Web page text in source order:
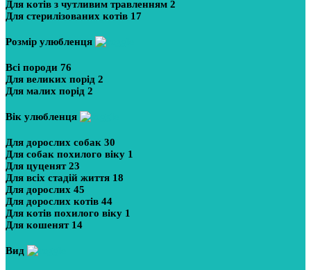
Для котів з чутливим травленням 2
Для стерилізованих котів 17
Розмір улюбленця
Всі породи 76
Для великих порід 2
Для малих порід 2
Вік улюбленця
Для дорослих собак 30
Для собак похилого віку 1
Для цуценят23
Для всіх стадій життя 18
Для дорослих 45
Для дорослих котів 44
Для котів похилого віку 1
Для кошенят 14
Вид